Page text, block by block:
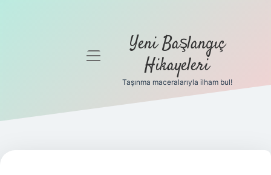
Gizlilik
menüyü
Yeni Başlangıç
Hikayeleri
Taşınma maceralarıyla ilham bul!